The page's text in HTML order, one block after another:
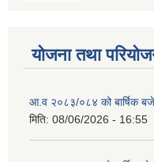
योजना तथा
आ.व २०८३/०८४ को बार्षिक
मिति: 08/06/2026 - 16:55